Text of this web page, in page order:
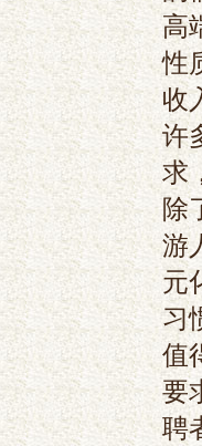
高
性
收
许
求
除
游
元
习
值
要
聘